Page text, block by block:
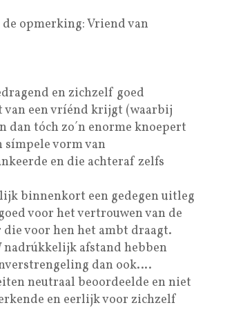
opmerking: Vriend van
en zichzelf goed
van een vríénd krijgt (waarbij
tóch zo´n enorme knoepert
símpele vorm van
en die achteraf zelfs
binnenkort een gedegen uitleg
voor het vertrouwen van de
voor hen het ambt draagt.
afstand hebben
dan ook….
neutraal beoordeelde en niet
en eerlijk voor zichzelf